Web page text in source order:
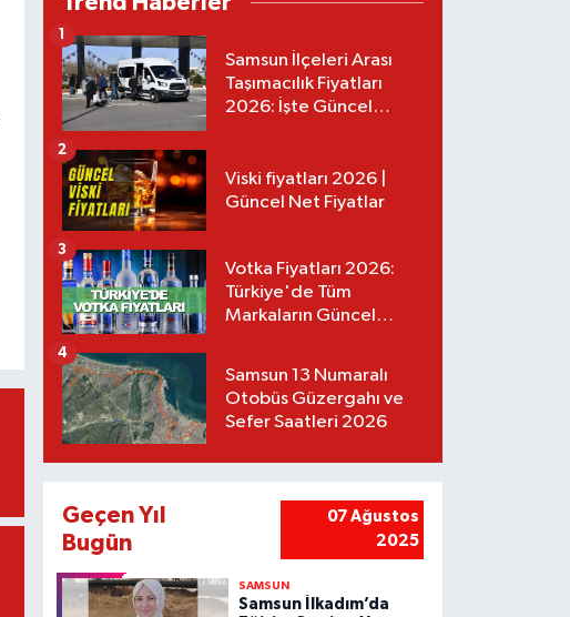
Samsun İlçeleri Arası
Taşımacılık Fiyatları
2026: İşte Güncel
1
Viski fiyatları 2026 |
Güncel Net Fiyatlar
2
Votka Fiyatları 2026:
Türkiye'de Tüm
Markaların Güncel
3
Samsun 13 Numaralı
Otobüs Güzergahı ve
Sefer Saatleri 2026
4
Geçen Yıl
Bugün
07 Ağustos
2025
SAMSUN
Samsun İlkadım’da